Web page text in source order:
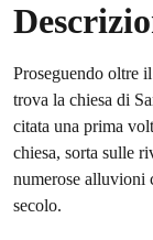
Proseguendo oltre
trova la chiesa di
citata una prima
chiesa, sorta sulle
numerose alluvioni
secolo.